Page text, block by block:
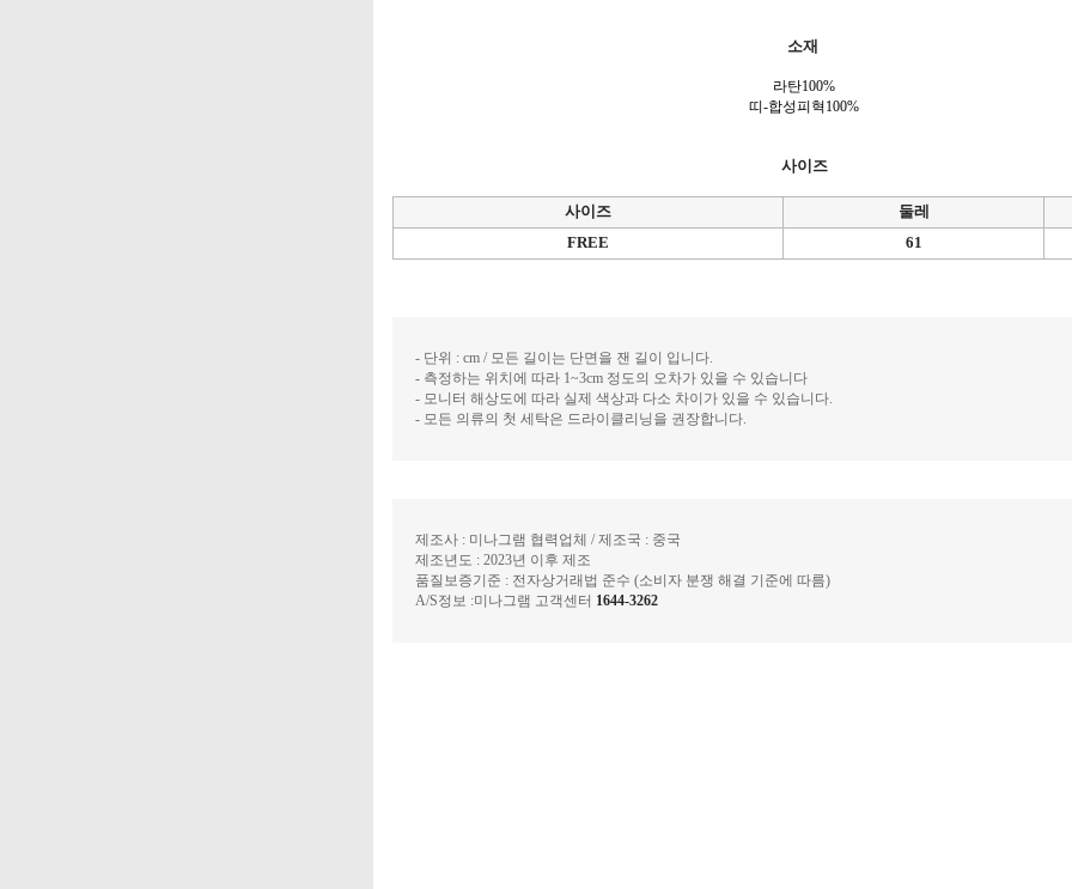
소재
라탄100%
띠-합성피혁100%
사이즈
사이즈
둘레
FREE
61
- 단위 : cm / 모든 길이는 단면을 잰 길이 입니다.
- 측정하는 위치에 따라 1~3cm 정도의 오차가 있을 수 있습니다
- 모니터 해상도에 따라 실제 색상과 다소 차이가 있을 수 있습니다.
- 모든 의류의 첫 세탁은 드라이클리닝을 권장합니다.
제조사 : 미나그램 협력업체 / 제조국 : 중국
제조년도 : 2023년 이후 제조
품질보증기준 : 전자상거래법 준수 (소비자 분쟁 해결 기준에 따름)
A/S정보 :미나그램 고객센터 1644-3262